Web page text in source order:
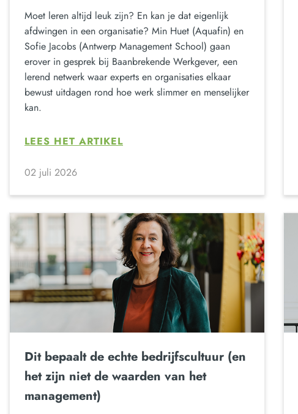
Moet leren altijd leuk zijn? En kan je dat eigenlijk
afdwingen in een organisatie? Min Huet (Aquafin) en
Sofie Jacobs (Antwerp Management School) gaan
erover in gesprek bij Baanbrekende Werkgever, een
lerend netwerk waar experts en organisaties elkaar
bewust uitdagen rond hoe werk slimmer en menselijker
kan.
LEES HET ARTIKEL
02 juli 2026
Dit bepaalt de echte bedrijfscultuur (en
het zijn niet de waarden van het
management)